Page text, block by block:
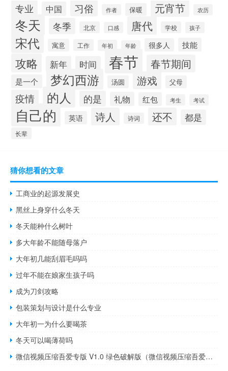
专业 中国 习俗 作者 保暖 元宵节 农历
冬天 冬季 北京 口感 唐代 学校 孩子
宋代 寓意 工作 年初 年龄 很多人 技能
攻略 新年 时间 春节 春节期间
是一个 梦幻西游 汤圆 游戏 父母
疫情 的人 的是 礼物 红包 考生 考试
自己的 英语 诗人 诗词 还不 都是
长辈
猜你想看的文章
工商业的起源发展史
黑丝上身穿什么冬天
冬天能种什么树叶
多大年龄不能随母落户
大年初几能刮眉毛吗吗
过年不能在娘家生孩子吗
成为刀剑攻略
包装策划与设计是什么专业
大年初一为什么要喝茶
冬天可以喝薄荷吗
微信视频压缩吾爱专版 V1.0 绿色破解版（微信视频压缩吾爱专版 V1.0 绿色破解版功能简介）